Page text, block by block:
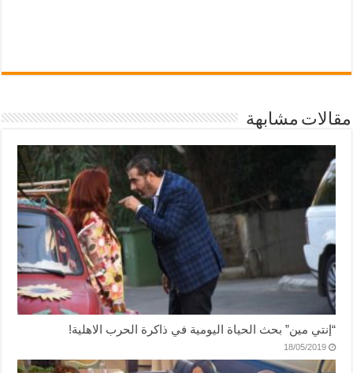
مقالات مشابهة
“إنتي مين” بحث الحياة اليومية في ذاكرة الحرب الاهلية!
18/05/2019